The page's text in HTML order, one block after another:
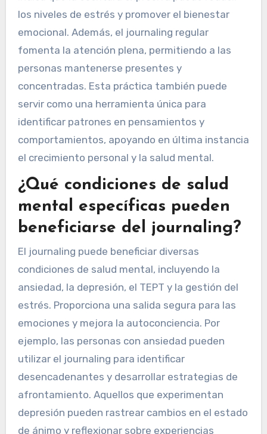
capacidad para mejorar la autorreflexión y
proporcionar claridad. El journaling ayuda a
procesar emociones y pensamientos, lo que
lleva a una reducción de la ansiedad y una
mejora del estado de ánimo. La investigación
indica que la escritura expresiva puede reducir
los niveles de estrés y promover el bienestar
emocional. Además, el journaling regular
fomenta la atención plena, permitiendo a las
concentradas. Esta práctica también puede
servir como una herramienta única para
identificar patrones en pensamientos y
¿Qué condiciones de salud
mental específicas pueden
beneficiarse del journaling?
El journaling puede beneficiar diversas
condiciones de salud mental, incluyendo la
ansiedad, la depresión, el TEPT y la gestión del
estrés. Proporciona una salida segura para las
emociones y mejora la autoconciencia. Por